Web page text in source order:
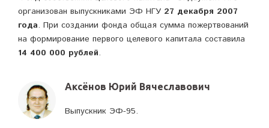
организован выпускниками ЭФ НГУ 27 декабря 2007
года. При создании фонда общая сумма пожертвований
на формирование первого целевого капитала составила
14 400 000 рублей.
Аксёнов Юрий Вячеславович
Выпускник ЭФ-95.